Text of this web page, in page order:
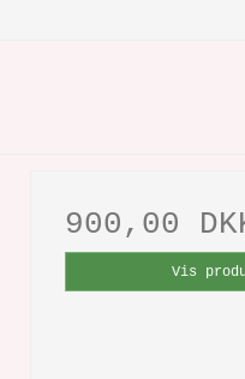
900,00
Vis